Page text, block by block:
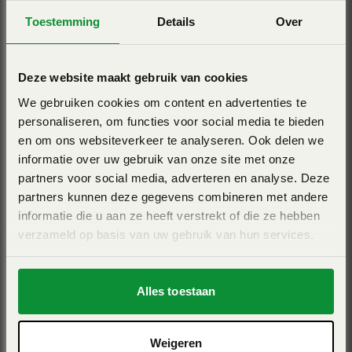
Toestemming Details Over
Deze website maakt gebruik van cookies
We gebruiken cookies om content en advertenties te
personaliseren, om functies voor social media te bieden
en om ons websiteverkeer te analyseren. Ook delen we
informatie over uw gebruik van onze site met onze
partners voor social media, adverteren en analyse. Deze
partners kunnen deze gegevens combineren met andere
informatie die u aan ze heeft verstrekt of die ze hebben
verzameld op basis van uw gebruik van hun services.
Alles toestaan
Weigeren
8.000 liter. Ze zijn geschikt voor grote akkerbouwbedrijven
en loonbedrijven. Afhankelijk van de omstandigheden
worden geen concessies gedaan in zaaiprecisie met de
CROSSFLEX-zaaibalk. De ESPRO zaaimachine is ook
ISOBUS – compatibel.
CROSSFLEX: precisie op hoge snelheid
zaaidiepte met een hoge rijsnelheid. Een eenvoudige
structuur van de kouterbalk die aan alle eisen voldoet. De
CROSSFLEX zaaikouters zijn aan een speciale versterkte
koker gemonteerd en worden d.m.v. vier
Type zaaimachine
Kuhn
Soort zaaimachine
Getrokken zaaimachine
Bekijk ook eens